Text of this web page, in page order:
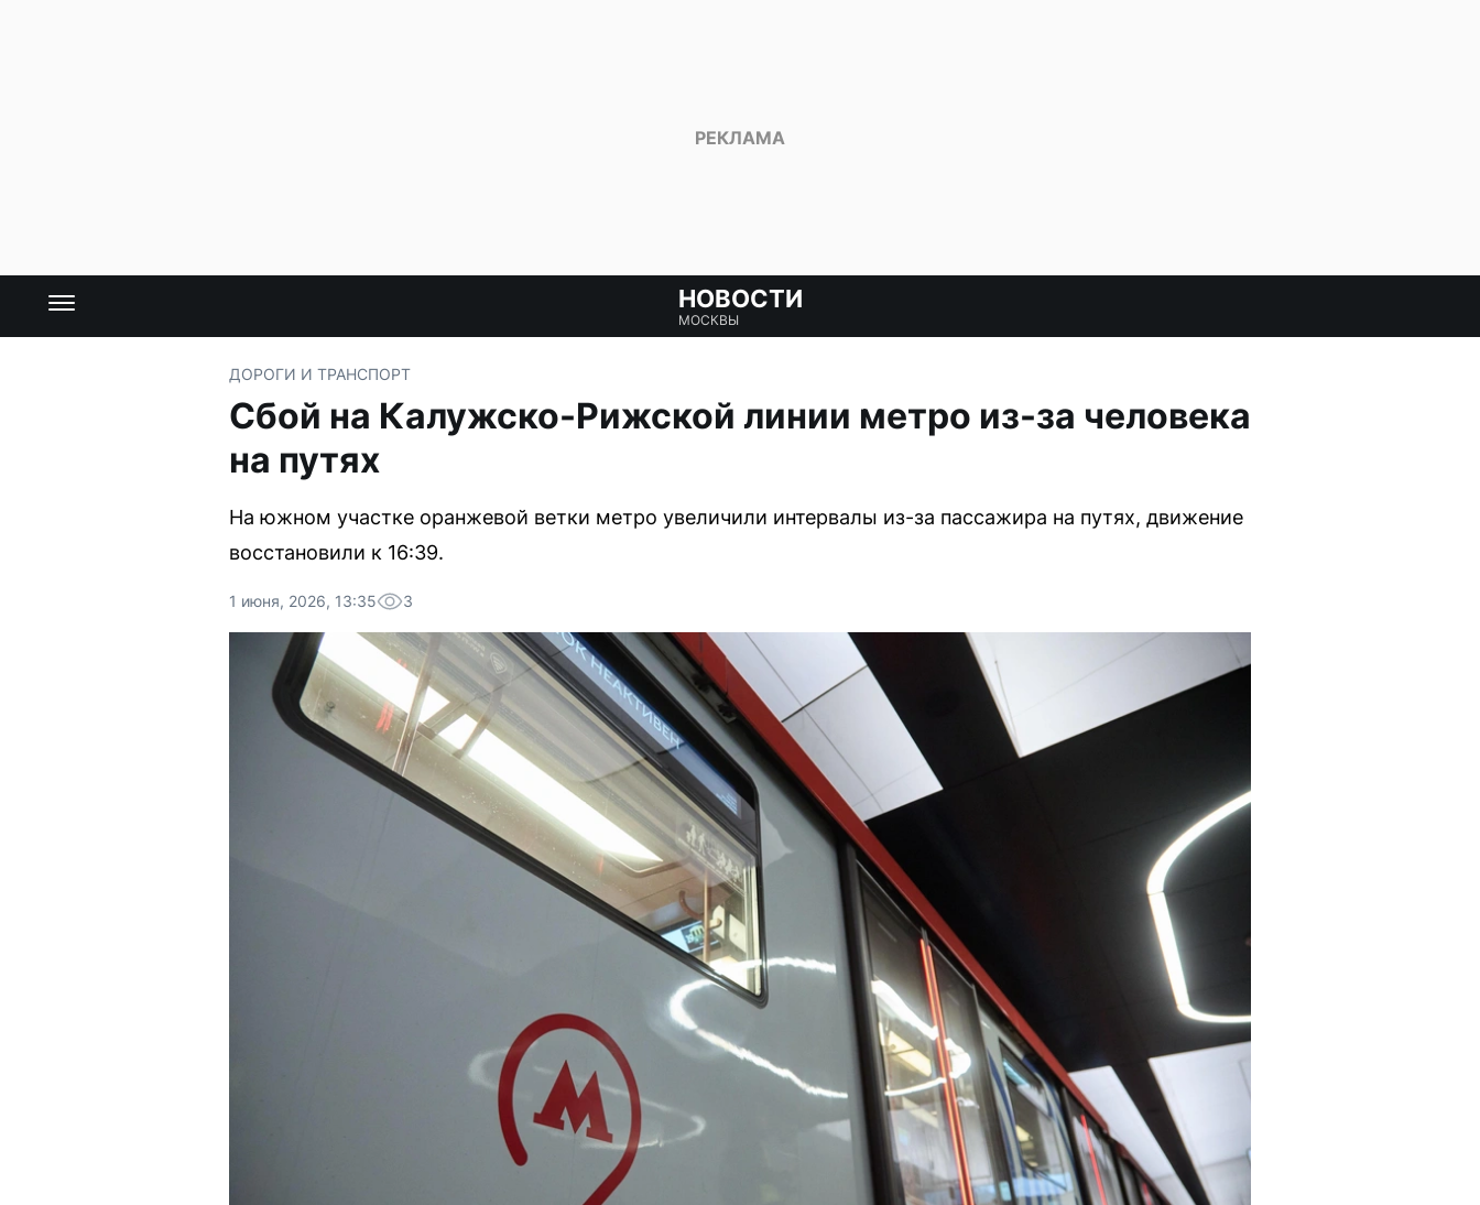
НОВОСТИ
МОСКВЫ
ДОРОГИ И ТРАНСПОРТ
Сбой на Калужско-Рижской линии метро из-за человека
на путях
На южном участке оранжевой ветки метро увеличили интервалы из-за пассажира на путях, движение
восстановили к 16:39.
1 июня, 2026, 13:35 3